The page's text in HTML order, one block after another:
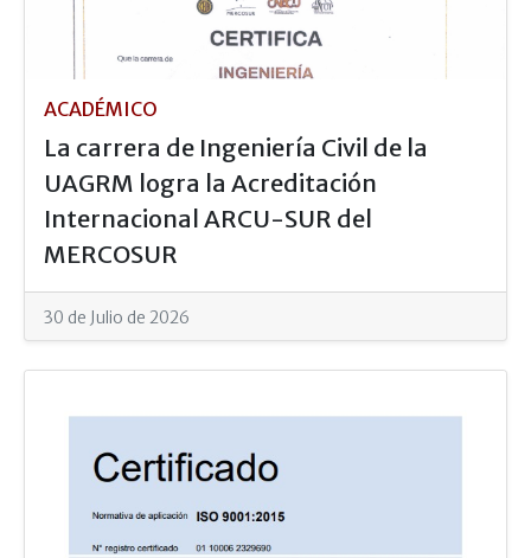
ACADÉMICO
La carrera de Ingeniería Civil de la
UAGRM logra la Acreditación
Internacional ARCU-SUR del
MERCOSUR
30 de Julio de 2026